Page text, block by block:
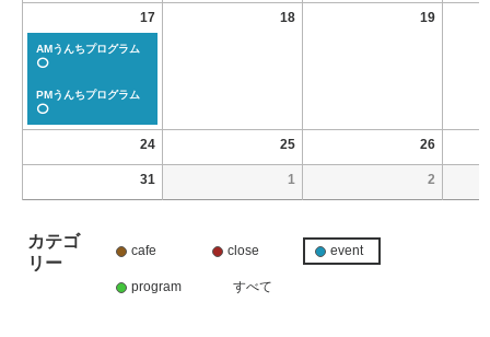
17
AMうんちプログラム
⭕
PMうんちプログラム
⭕
18 19
24 25 26
31 1 2
カテゴ
リー
cafe close event
program すべて